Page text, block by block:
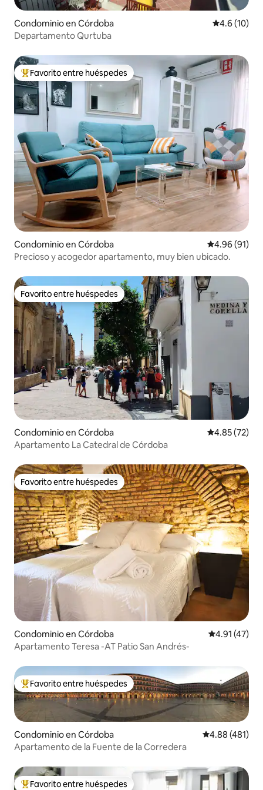
Condominio en Córdoba Calificación
4.6 (10)
Departamento Qurtuba
De los mejores en Favorito entre huéspedes
Favorito entre huéspedes
Condominio en Córdoba Calificación
4.96 (91)
Precioso y acogedor apartamento, muy bien ubicado.
Favorito entre huéspedes
Favorito entre huéspedes
Condominio en Córdoba Calificación
4.85 (72)
Apartamento La Catedral de Córdoba
Favorito entre huéspedes
Favorito entre huéspedes
Condominio en Córdoba Calificación
4.91 (47)
Apartamento Teresa -AT Patio San Andrés-
De los mejores en Favorito entre huéspedes
Favorito entre huéspedes
Condominio en Córdoba Calificación
4.88 (481)
Apartamento de la Fuente de la Corredera
Favorito entre huéspedes